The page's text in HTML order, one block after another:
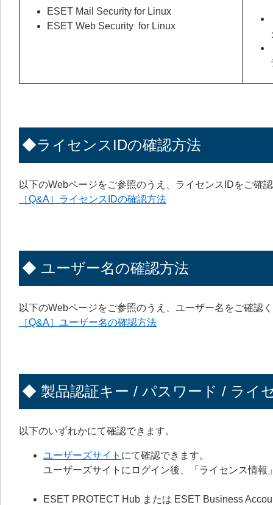
ESET Mail Security for Linux
ESET Web Security for Linux
◆ライセンスIDの確認方法
以下のWebページをご参照のうえ、ライセンスIDをご確
［Q&A］ライセンスIDの確認方法
◆ ユーザー名の確認方法
以下のWebページをご参照のうえ、ユーザー名をご確認
［Q&A］ユーザー名の確認方法
◆ 製品認証キー / パスワード / ライ
以下のいずれかにて確認できます。
ユーザーズサイト にて確認できます。
ユーザーズサイトにログイン後、「ライセンス情報
ESET PROTECT Hub または ESET Business